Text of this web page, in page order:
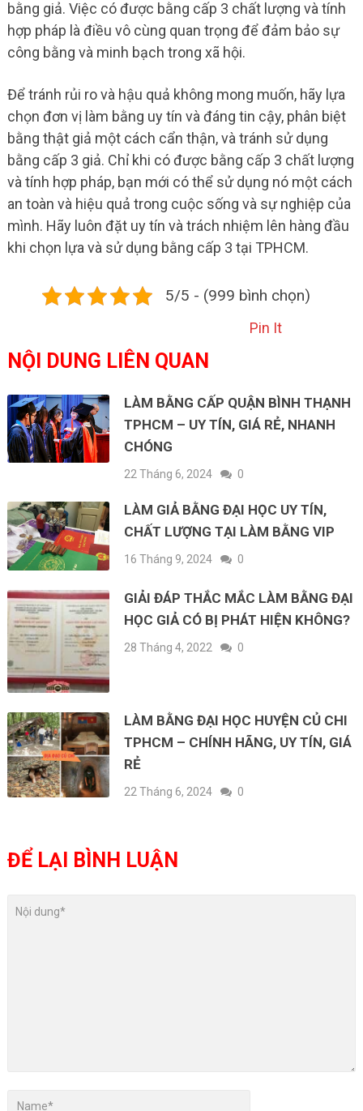
bằng giả. Việc có được bằng cấp 3 chất lượng và tính
hợp pháp là điều vô cùng quan trọng để đảm bảo sự
công bằng và minh bạch trong xã hội.
Để tránh rủi ro và hậu quả không mong muốn, hãy lựa
chọn đơn vị làm bằng uy tín và đáng tin cậy, phân biệt
bằng thật giả một cách cẩn thận, và tránh sử dụng
bằng cấp 3 giả. Chỉ khi có được bằng cấp 3 chất lượng
và tính hợp pháp, bạn mới có thể sử dụng nó một cách
an toàn và hiệu quả trong cuộc sống và sự nghiệp của
mình. Hãy luôn đặt uy tín và trách nhiệm lên hàng đầu
khi chọn lựa và sử dụng bằng cấp 3 tại TPHCM.
5/5 - (999 bình chọn)
Pin It
NỘI DUNG LIÊN QUAN
LÀM BẰNG CẤP QUẬN BÌNH THẠNH
TPHCM – UY TÍN, GIÁ RẺ, NHANH
CHÓNG
22 Tháng 6, 2024 0
LÀM GIẢ BẰNG ĐẠI HỌC UY TÍN,
CHẤT LƯỢNG TẠI LÀM BẰNG VIP
16 Tháng 9, 2024 0
GIẢI ĐÁP THẮC MẮC LÀM BẰNG ĐẠI
HỌC GIẢ CÓ BỊ PHÁT HIỆN KHÔNG?
28 Tháng 4, 2022 0
LÀM BẰNG ĐẠI HỌC HUYỆN CỦ CHI
TPHCM – CHÍNH HÃNG, UY TÍN, GIÁ
RẺ
22 Tháng 6, 2024 0
ĐỂ LẠI BÌNH LUẬN